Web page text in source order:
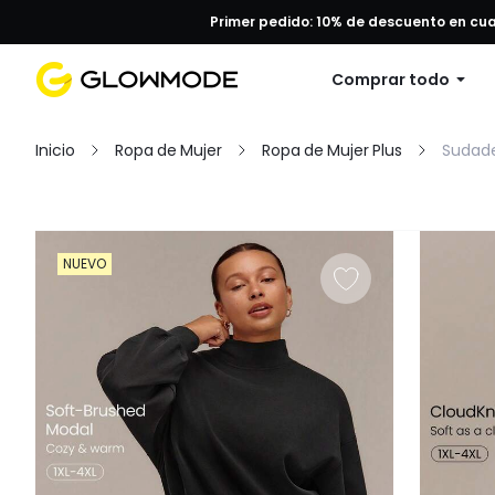
Primer pedido: 10% de descuento en
Comprar todo
Inicio Ropa de Mujer Ropa de Mujer Plus
Filtrar Borrar todo
NUEVO